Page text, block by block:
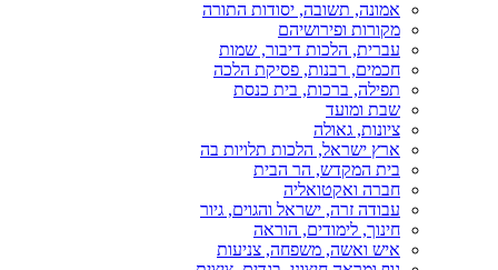
אמונה, תשובה, יסודות התורה
מקורות ופירושיהם
עברית, הלכות דיבור, שמות
חכמים, רבנות, פסיקת הלכה
תפילה, ברכות, בית כנסת
שבת ומועד
ציונות, גאולה
ארץ ישראל, הלכות תלויות בה
בית המקדש, הר הבית
חברה ואקטואליה
עבודה זרה, ישראל והגוים, גיור
חינוך, לימודים, הוראה
איש ואשה, משפחה, צניעות